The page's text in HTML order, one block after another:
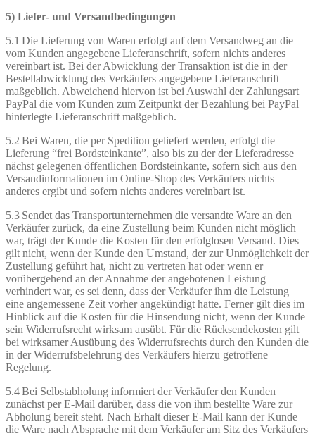
5) Liefer- und Versandbedingungen
5.1 Die Lieferung von Waren erfolgt auf dem Versandweg an die
vom Kunden angegebene Lieferanschrift, sofern nichts anderes
vereinbart ist. Bei der Abwicklung der Transaktion ist die in der
Bestellabwicklung des Verkäufers angegebene Lieferanschrift
maßgeblich. Abweichend hiervon ist bei Auswahl der Zahlungsart
PayPal die vom Kunden zum Zeitpunkt der Bezahlung bei PayPal
hinterlegte Lieferanschrift maßgeblich.
5.2 Bei Waren, die per Spedition geliefert werden, erfolgt die
Lieferung “frei Bordsteinkante”, also bis zu der der Lieferadresse
nächst gelegenen öffentlichen Bordsteinkante, sofern sich aus den
Versandinformationen im Online-Shop des Verkäufers nichts
anderes ergibt und sofern nichts anderes vereinbart ist.
5.3 Sendet das Transportunternehmen die versandte Ware an den
Verkäufer zurück, da eine Zustellung beim Kunden nicht möglich
war, trägt der Kunde die Kosten für den erfolglosen Versand. Dies
gilt nicht, wenn der Kunde den Umstand, der zur Unmöglichkeit der
Zustellung geführt hat, nicht zu vertreten hat oder wenn er
vorübergehend an der Annahme der angebotenen Leistung
verhindert war, es sei denn, dass der Verkäufer ihm die Leistung
eine angemessene Zeit vorher angekündigt hatte. Ferner gilt dies im
Hinblick auf die Kosten für die Hinsendung nicht, wenn der Kunde
sein Widerrufsrecht wirksam ausübt. Für die Rücksendekosten gilt
bei wirksamer Ausübung des Widerrufsrechts durch den Kunden die
in der Widerrufsbelehrung des Verkäufers hierzu getroffene
Regelung.
5.4 Bei Selbstabholung informiert der Verkäufer den Kunden
zunächst per E-Mail darüber, dass die von ihm bestellte Ware zur
Abholung bereit steht. Nach Erhalt dieser E-Mail kann der Kunde
die Ware nach Absprache mit dem Verkäufer am Sitz des Verkäufers